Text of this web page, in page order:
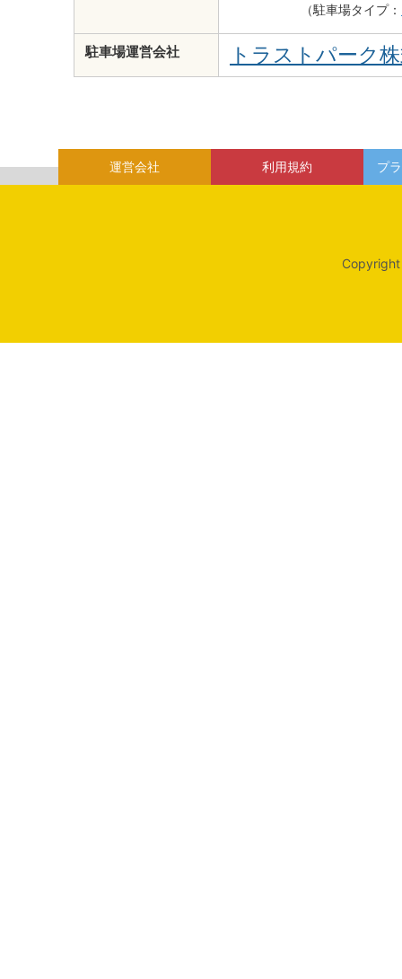
（駐車場タイプ：
駐車場運営会社 トラストパーク
運営会社 利用規約 プ